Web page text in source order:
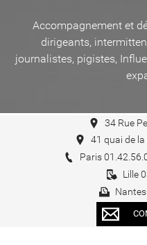
Accompagnement et
dirigeants,
journalistes, pigistes,
34 Rue
41 quai de
Paris
Lille